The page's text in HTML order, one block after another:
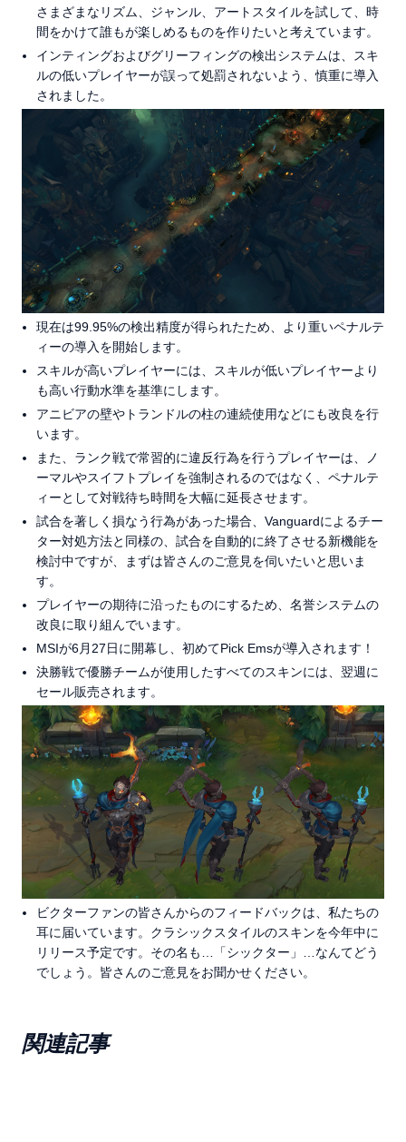
さまざまなリズム、ジャンル、アートスタイルを試して、時
間をかけて誰もが楽しめるものを作りたいと考えています。
インティングおよびグリーフィングの検出システムは、スキ
ルの低いプレイヤーが誤って処罰されないよう、慎重に導入
されました。
現在は99.95%の検出精度が得られたため、より重いペナルテ
ィーの導入を開始します。
スキルが高いプレイヤーには、スキルが低いプレイヤーより
も高い行動水準を基準にします。
アニビアの壁やトランドルの柱の連続使用などにも改良を行
います。
また、ランク戦で常習的に違反行為を行うプレイヤーは、ノ
ーマルやスイフトプレイを強制されるのではなく、ペナルテ
ィーとして対戦待ち時間を大幅に延長させます。
試合を著しく損なう行為があった場合、Vanguardによるチー
ター対処方法と同様の、試合を自動的に終了させる新機能を
検討中ですが、まずは皆さんのご意見を伺いたいと思いま
す。
プレイヤーの期待に沿ったものにするため、名誉システムの
改良に取り組んでいます。
MSIが6月27日に開幕し、初めてPick Emsが導入されます！
決勝戦で優勝チームが使用したすべてのスキンには、翌週に
セール販売されます。
ビクターファンの皆さんからのフィードバックは、私たちの
耳に届いています。クラシックスタイルのスキンを今年中に
リリース予定です。その名も…「シックター」…なんてどう
でしょう。皆さんのご意見をお聞かせください。
関連記事